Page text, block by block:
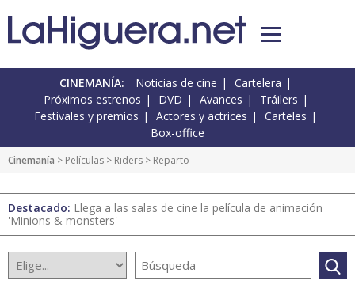
CINEMANÍA: Noticias de cine
Cartelera
Próximos estrenos
DVD Avances
Tráilers
Festivales y premios
Actores y actrices
Carteles
Box-office
Cinemanía > Películas > Riders > Reparto
Destacado: Llega a las salas de cine la película de animación
'Minions & monsters'